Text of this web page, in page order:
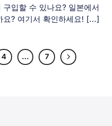
입할 수 있나요? 일본에서
요? 여기서 확인하세요! [...]
4 … 7